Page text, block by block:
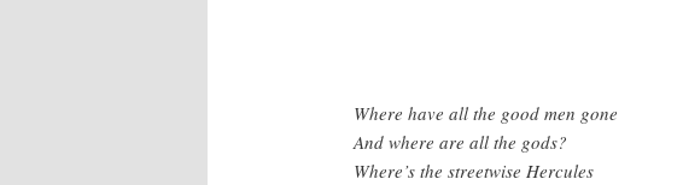
Where have all the good men gone
And where are all the gods?
Where’s the streetwise Hercules